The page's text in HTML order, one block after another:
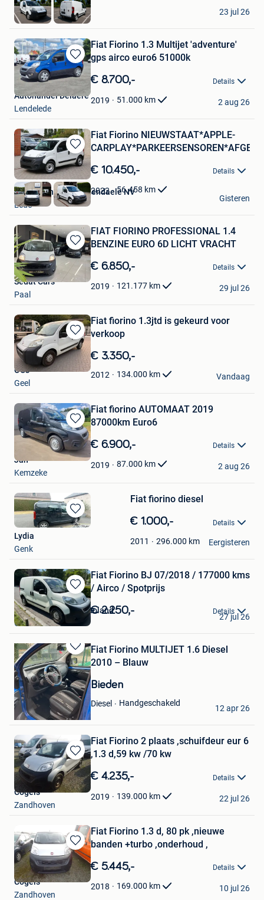
yourscar
Ransart
23 jul 26
Bewaren
in
Mijn
Favorieten
Fiat Fiorino 1.3 Multijet 'adventure'
gps airco euro6 51000k
€ 8.700,- Details
2019 51.000 km
Autohandel Delaere
Lendelede
2 aug 26
Bewaren
in
Mijn
Favorieten
Fiat Fiorino NIEUWSTAAT*APPLE-
€ 10.450,- Details
2022 56.458 km
Garage Thomas Uyttendaele NV
Lede
Gisteren
Bewaren
in
Mijn
Favorieten
FIAT FIORINO PROFESSIONAL 1.4
BENZINE EURO 6D LICHT VRACHT
€ 6.850,- Details
2019 121.177 km
Sedat Cars
Paal
29 jul 26
Bewaren
in
Mijn
Favorieten
Fiat fiorino 1.3jtd is gekeurd voor
verkoop
€ 3.350,-
2012 134.000 km
OCJ
Geel
Vandaag
Bewaren
in
Mijn
Favorieten
Fiat fiorino AUTOMAAT 2019
87000km Euro6
€ 6.900,- Details
2019 87.000 km
Jan
Kemzeke
2 aug 26
Bewaren
in
Fiat fiorino diesel
€ 1.000,- Details
2011 296.000 km
Lydia
Genk
Eergisteren
Bewaren
in
Mijn
Favorieten
Fiat Fiorino BJ 07/2018 / 177000 kms
/ Airco / Spotprijs
€ 2.250,- Details
INKOOP-VERKOOP Roland
Oud-Turnhout
27 jul 26
Bewaren
in
Mijn
Favorieten
Fiat Fiorino MULTIJET 1.6 Diesel
2010 – Blauw
Bieden
Diesel Handgeschakeld
Gul
Temse
12 apr 26
Bewaren
in
Mijn
Favorieten
Fiat Fiorino 2 plaats ,schuifdeur eur 6
,1.3 d,59 kw /70 kw
€ 4.235,- Details
2019 139.000 km
Cogels
Zandhoven
22 jul 26
Bewaren
in
Mijn
Favorieten
Fiat Fiorino 1.3 d, 80 pk ,nieuwe
banden +turbo ,onderhoud ,
€ 5.445,- Details
2018 169.000 km
Cogels
Zandhoven
10 jul 26